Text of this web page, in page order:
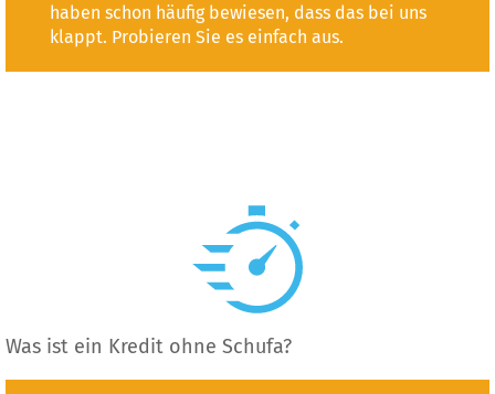
haben schon häufig bewiesen, dass das bei uns
klappt. Probieren Sie es einfach aus.
Was ist ein Kredit ohne Schufa?